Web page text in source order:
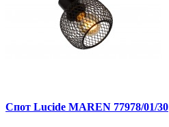
Спот Lucide MAREN 77978/01/30